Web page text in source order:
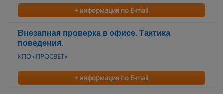
+ информация по E-mail
Внезапная проверка в офисе. Тактика
поведения.
КПО «ПРОСВЕТ»
+ информация по E-mail